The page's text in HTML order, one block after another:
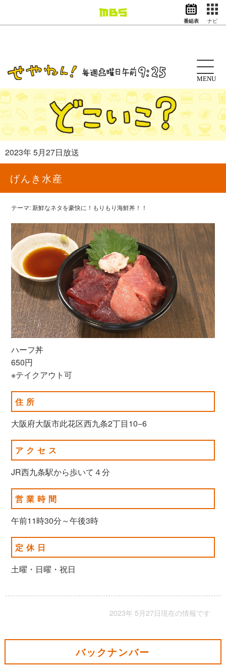
ドラマ
アニメ
動画イズム ニュース
天気・防災 イベント
映画
グッズ
番組表 ナビ
MENU
2023年 5月27日放送
げんき水産
テーマ: 新鮮なネタを豪快に！もりもり海鮮丼！！
ハーフ丼
650円
※テイクアウト可
住所
大阪府大阪市此花区西九条2丁目10−6
アクセス
JR西九条駅から歩いて４分
営業時間
午前11時30分～午後3時
定休日
土曜・日曜・祝日
2023年 5月27日現在の情報です
バックナンバー